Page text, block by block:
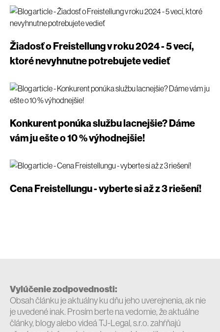
Žiadosť o Freistellung v roku 2024 - 5 vecí,
ktoré nevyhnutne potrebujete vedieť
Konkurent ponúka službu lacnejšie? Dáme
vám ju ešte o 10 % výhodnejšie!
Cena Freistellungu - vyberte si až z 3 riešení!
Vylúčenie zodpovednosti:
Obsah článku je aktuálny ku dňu jeho uverejnenia, ak nie
je uvedené inak. Prosím berte na vedomie, že aktuálne
články, blogy alebo videá TJ-Legal, s.r.o. zahŕňajú